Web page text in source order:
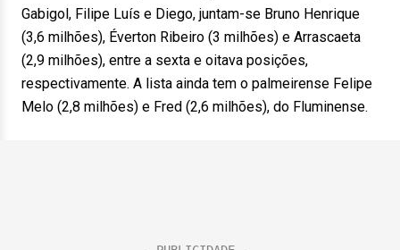
Gabigol, Filipe Luís e Diego, juntam-se Bruno Henrique
(3,6 milhões), Éverton Ribeiro (3 milhões) e Arrascaeta
(2,9 milhões), entre a sexta e oitava posições,
respectivamente. A lista ainda tem o palmeirense Felipe
Melo (2,8 milhões) e Fred (2,6 milhões), do Fluminense.